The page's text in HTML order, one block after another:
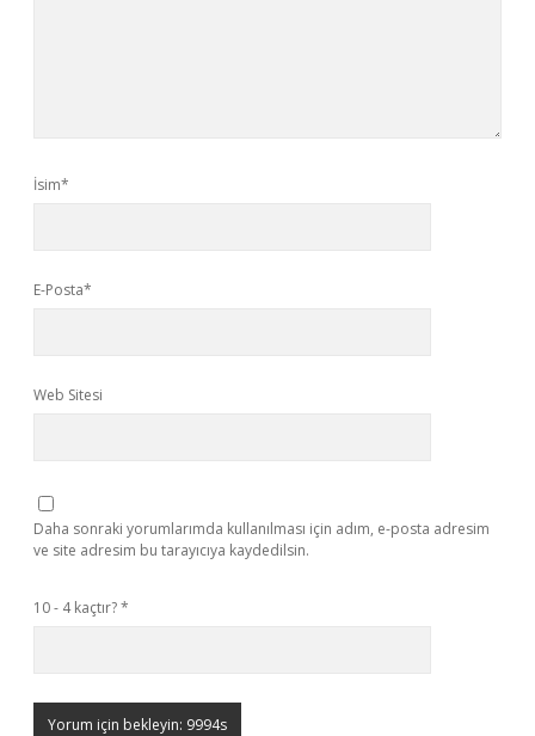
İsim*
E-Posta*
Web Sitesi
Daha sonraki yorumlarımda kullanılması için adım, e-posta adresim
ve site adresim bu tarayıcıya kaydedilsin.
10 - 4 kaçtır?*